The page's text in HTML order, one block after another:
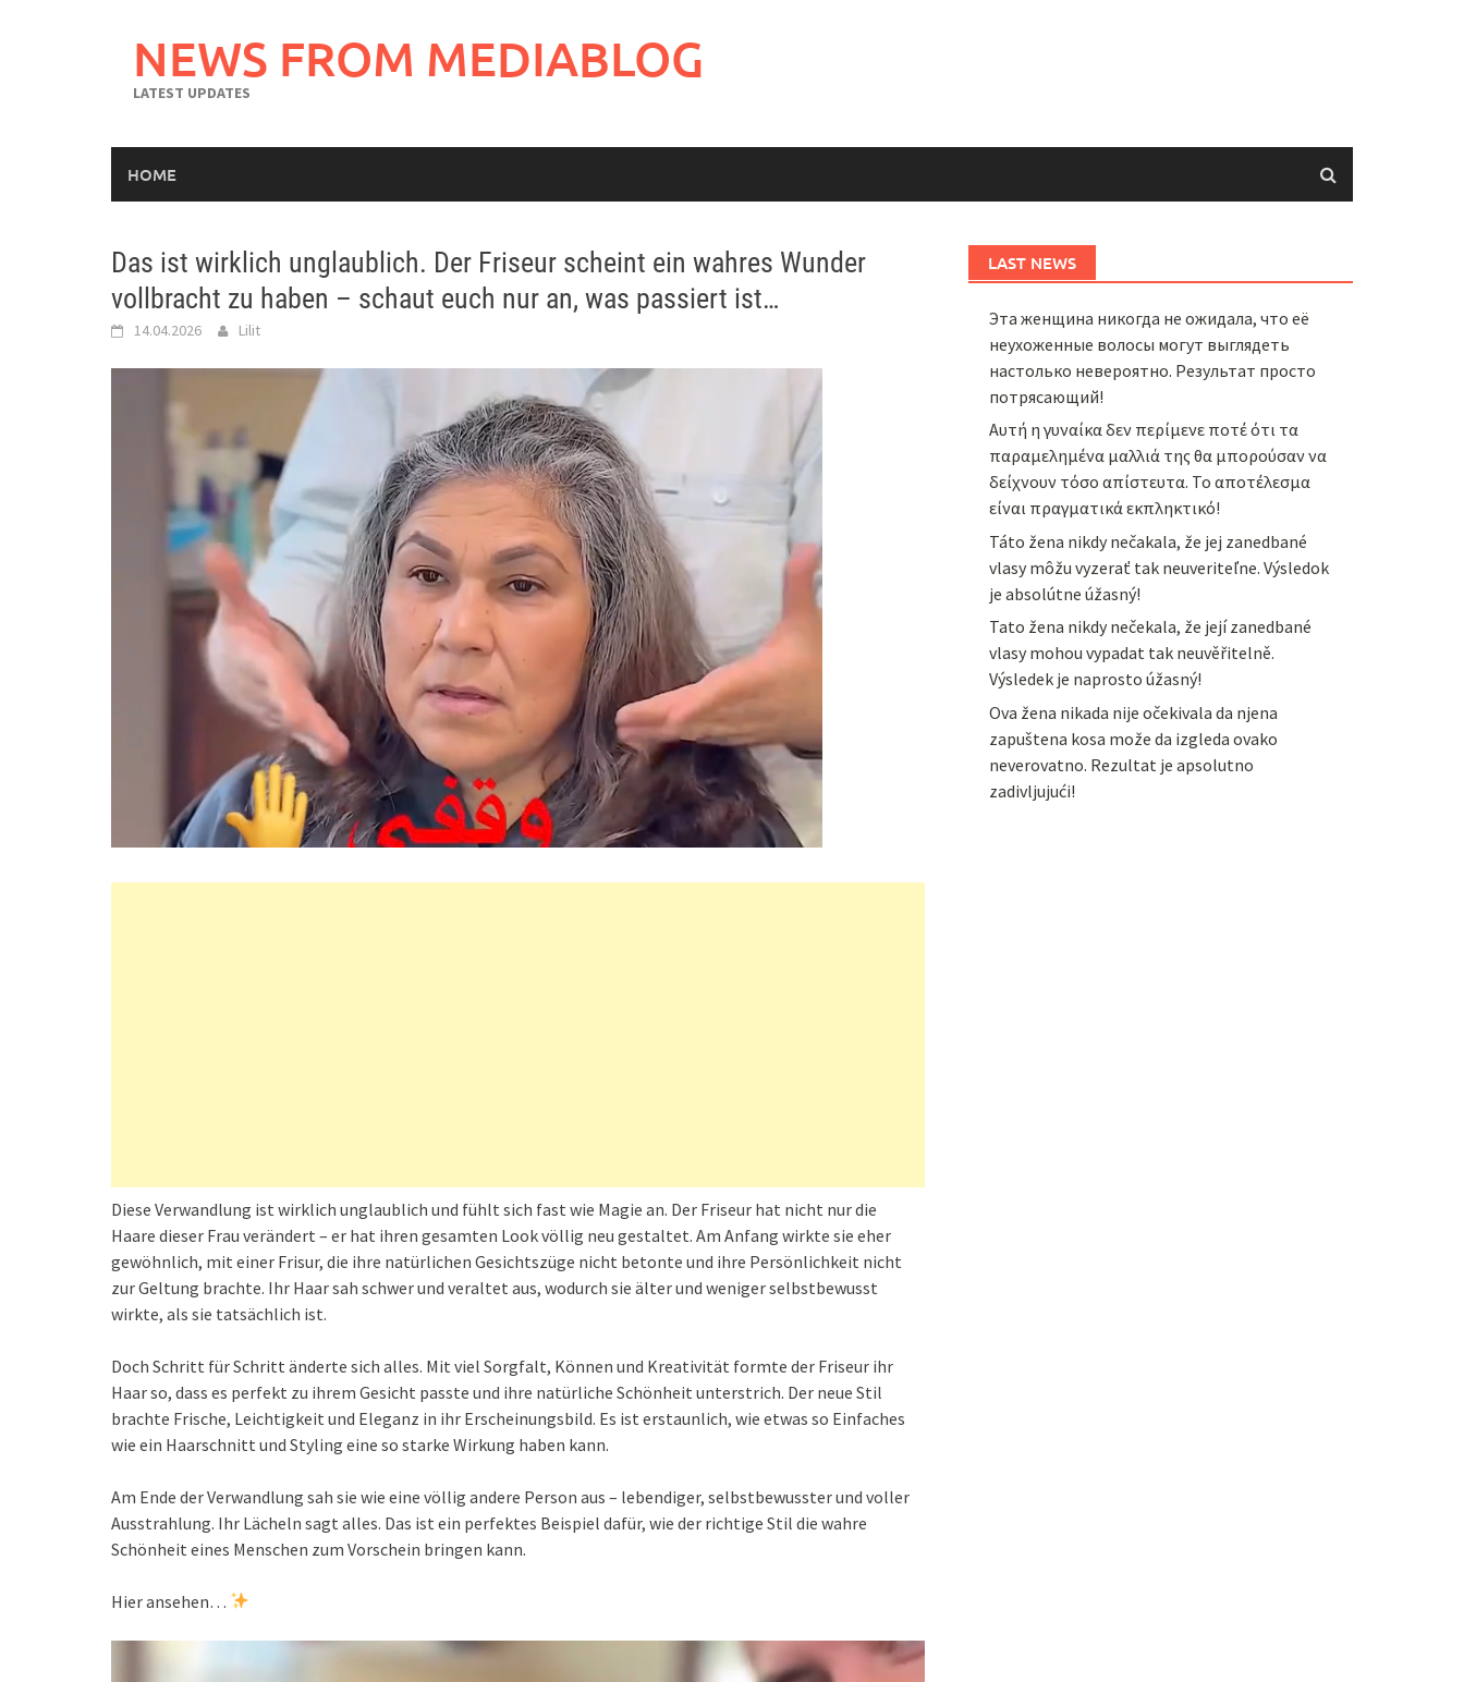
NEWS FROM MEDIABLOG
LATEST UPDATES
HOME
Das ist wirklich unglaublich. Der Friseur scheint ein wahres Wunder
vollbracht zu haben – schaut euch nur an, was passiert ist…
14.04.2026 Lilit
Diese Verwandlung ist wirklich unglaublich und fühlt sich fast wie Magie an. Der Friseur hat nicht nur die
Haare dieser Frau verändert – er hat ihren gesamten Look völlig neu gestaltet. Am Anfang wirkte sie eher
gewöhnlich, mit einer Frisur, die ihre natürlichen Gesichtszüge nicht betonte und ihre Persönlichkeit nicht
zur Geltung brachte. Ihr Haar sah schwer und veraltet aus, wodurch sie älter und weniger selbstbewusst
wirkte, als sie tatsächlich ist.
Doch Schritt für Schritt änderte sich alles. Mit viel Sorgfalt, Können und Kreativität formte der Friseur ihr
Haar so, dass es perfekt zu ihrem Gesicht passte und ihre natürliche Schönheit unterstrich. Der neue Stil
brachte Frische, Leichtigkeit und Eleganz in ihr Erscheinungsbild. Es ist erstaunlich, wie etwas so Einfaches
wie ein Haarschnitt und Styling eine so starke Wirkung haben kann.
Am Ende der Verwandlung sah sie wie eine völlig andere Person aus – lebendiger, selbstbewusster und voller
Ausstrahlung. Ihr Lächeln sagt alles. Das ist ein perfektes Beispiel dafür, wie der richtige Stil die wahre
Schönheit eines Menschen zum Vorschein bringen kann.
Hier ansehen…
LAST NEWS
Эта женщина никогда не ожидала, что её
неухоженные волосы могут выглядеть
настолько невероятно. Результат просто
потрясающий!
Αυτή η γυναίκα δεν περίμενε ποτέ ότι τα
παραμελημένα μαλλιά της θα μπορούσαν να
δείχνουν τόσο απίστευτα. Το αποτέλεσμα
είναι πραγματικά εκπληκτικό!
Táto žena nikdy nečakala, že jej zanedbané
vlasy môžu vyzerať tak neuveriteľne. Výsledok
je absolútne úžasný!
Tato žena nikdy nečekala, že její zanedbané
vlasy mohou vypadat tak neuvěřitelně.
Výsledek je naprosto úžasný!
Ova žena nikada nije očekivala da njena
zapuštena kosa može da izgleda ovako
neverovatno. Rezultat je apsolutno
zadivljujući!